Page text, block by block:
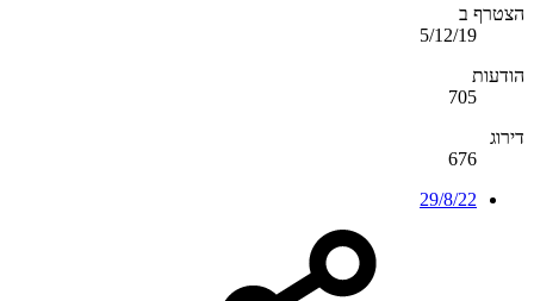
הצטרף ב
5/12/19
הודעות
705
דירוג
676
29/8/22